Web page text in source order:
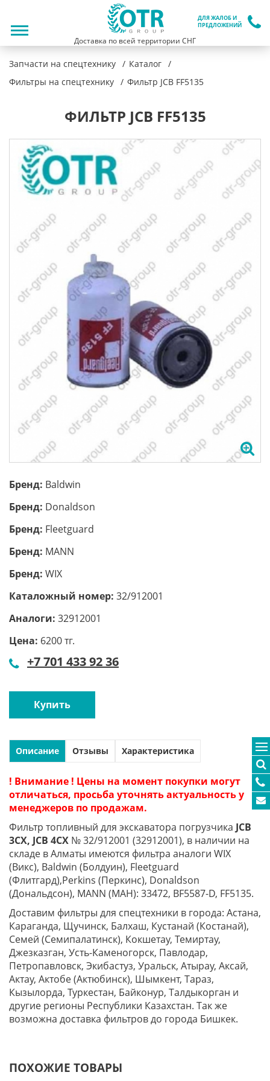
ДЛЯ ЖАЛОБ И
ПРЕДЛОЖЕНИЙ
Доставка по всей территории СНГ
Запчасти на спецтехнику
Каталог
Фильтры на спецтехнику
Фильтр JCB FF5135
ФИЛЬТР JCB FF5135
Бренд: Baldwin
Бренд: Donaldson
Бренд: Fleetguard
Бренд: MANN
Бренд: WIX
Каталожный номер: 32/912001
Аналоги: 32912001
Цена: 6200 тг.
+7 701 433 92 36
Купить
Описание Отзывы Характеристика
! Внимание ! Цены на момент покупки могут
отличаться, просьба уточнять актуальность у
менеджеров по продажам.
Фильтр топливный для экскаватора погрузчика JCB
3CX, JCB 4CX № 32/912001 (32912001), в наличии на
складе в Алматы имеются фильтра аналоги WIX
(Викс), Baldwin (Болдуин), Fleetguard
(Флитгард),Perkins (Перкинс), Donaldson
(Дональдсон), MANN (МАН): 33472, BF5587-D, FF5135.
Доставим фильтры для спецтехники в города: Астана,
Караганда, Щучинск, Балхаш, Кустанай (Костанай),
Семей (Семипалатинск), Кокшетау, Темиртау,
Джезказган, Усть-Каменогорск, Павлодар,
Петропавловск, Экибастуз, Уральск, Атырау, Аксай,
Актау, Актобе (Актюбинск), Шымкент, Тараз,
Кызылорда, Туркестан, Байконур, Талдыкорган и
другие регионы Республики Казахстан. Так же
возможна доставка фильтров до города Бишкек.
ПОХОЖИЕ ТОВАРЫ